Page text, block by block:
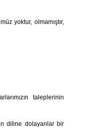
yoktur, olmamıştır,
taleplerinin
diline dolayanlar bir